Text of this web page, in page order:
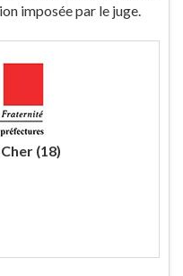
imposée par le juge.
(18)